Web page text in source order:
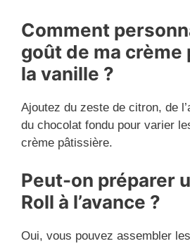
Comment
goût de ma crème
la vanille ?
Ajoutez du zeste de citron, de
du chocolat fondu pour varier
crème pâtissière.
Peut-on préparer
Roll à l’avance ?
Oui, vous pouvez assembler